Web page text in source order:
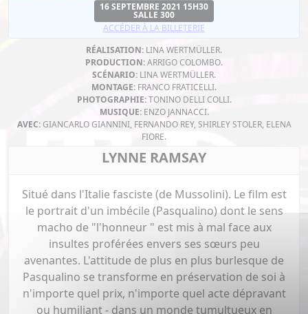
16 SEPTEMBRE 2021 15H30
SALLE 300
ACCÉDER À LA BILLETERIE
RÉALISATION: LINA WERTMÜLLER.
PRODUCTION:ARRIGO COLOMBO.
SCÉNARIO: LINA WERTMÜLLER.
MONTAGE: FRANCO FRATICELLI.
PHOTOGRAPHIE:TONINO DELLI COLLI.
MUSIQUE:ENZO JANNACCI.
AVEC:GIANCARLO GIANNINI, FERNANDO REY, SHIRLEY STOLER, ELENA
FIORE.
LYNNE RAMSAY
Situé dans l'Italie fasciste (de Mussolini). Le film est
le portrait d'un imbécile (Pasqualino) dont le sens
macho de "l'honneur " est mis à mal face aux
insultes proférées envers ses sœurs peu
avenantes. L'attitude de plus en plus burlesque de
Pasqualino se transforme en préservation de soi à
n'importe quel prix, n'importe quel acte dépravant
ou humiliant - dans un monde tumultueux en